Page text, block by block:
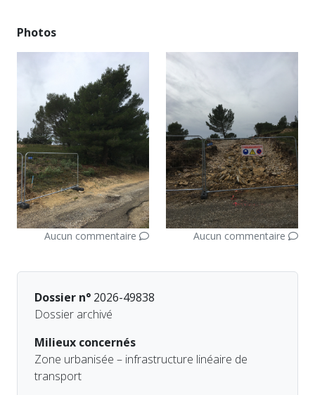
Photos
Aucun commentaire Aucun commentaire
Dossier n° 2026-49838
Dossier archivé
Milieux concernés
Zone urbanisée – infrastructure linéaire de
transport